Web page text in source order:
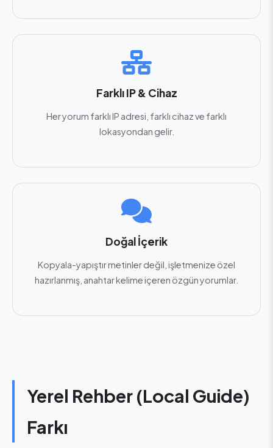
Farklı IP & Cihaz
Her yorum farklı IP adresi, farklı cihaz ve farklı
lokasyondan gelir.
Doğal İçerik
Kopyala-yapıştır metinler değil, işletmenize özel
hazırlanmış, anahtar kelime içeren özgün yorumlar.
Yerel Rehber (Local Guide)
Farkı